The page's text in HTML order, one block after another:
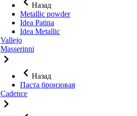
Назад
Metallic powder
Idea Patina
Idea Metallic
Vallejo
Masserinni
Назад
Паста бронзовая
Cadence